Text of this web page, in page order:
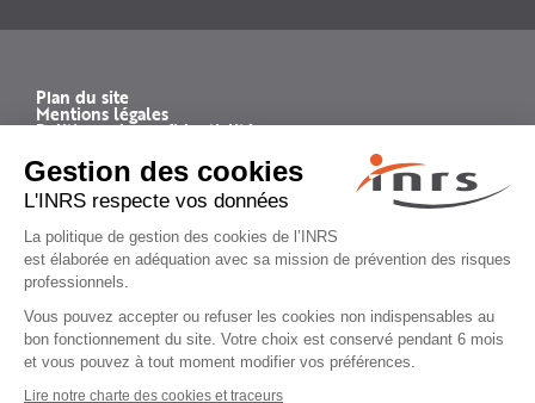
Plan du site
Mentions légales
Politique de confidentialité
© INRS 2026